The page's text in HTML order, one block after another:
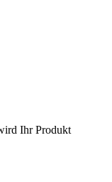
Ihr Produkt